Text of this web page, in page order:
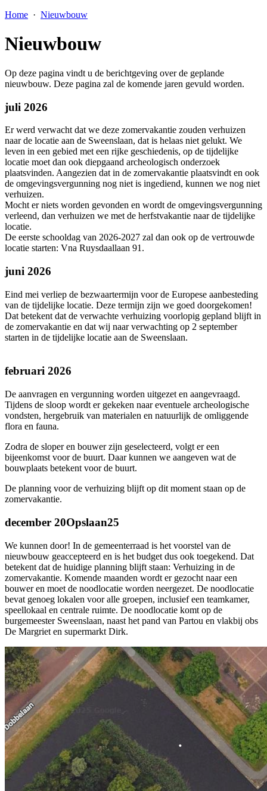
Home · Nieuwbouw
Nieuwbouw
Op deze pagina vindt u de berichtgeving over de geplande
nieuwbouw. Deze pagina zal de komende jaren gevuld worden.
juli 2026
Er werd verwacht dat we deze zomervakantie zouden verhuizen
naar de locatie aan de Sweenslaan, dat is helaas niet gelukt. We
leven in een gebied met een rijke geschiedenis, op de tijdelijke
locatie moet dan ook diepgaand archeologisch onderzoek
plaatsvinden. Aangezien dat in de zomervakantie plaatsvindt en ook
de omgevingsvergunning nog niet is ingediend, kunnen we nog niet
verhuizen.
Mocht er niets worden gevonden en wordt de omgevingsvergunning
verleend, dan verhuizen we met de herfstvakantie naar de tijdelijke
locatie.
De eerste schooldag van 2026-2027 zal dan ook op de vertrouwde
locatie starten: Vna Ruysdaallaan 91.
juni 2026
Eind mei verliep de bezwaartermijn voor de Europese aanbesteding
van de tijdelijke locatie. Deze termijn zijn we goed doorgekomen!
Dat betekent dat de verwachte verhuizing voorlopig gepland blijft in
de zomervakantie en dat wij naar verwachting op 2 september
starten in de tijdelijke locatie aan de Sweenslaan.
februari 2026
De aanvragen en vergunning worden uitgezet en aangevraagd.
Tijdens de sloop wordt er gekeken naar eventuele archeologische
vondsten, hergebruik van materialen en natuurlijk de omliggende
flora en fauna.
Zodra de sloper en bouwer zijn geselecteerd, volgt er een
bijeenkomst voor de buurt. Daar kunnen we aangeven wat de
bouwplaats betekent voor de buurt.
De planning voor de verhuizing blijft op dit moment staan op de
zomervakantie.
december 20Opslaan25
We kunnen door! In de gemeenterraad is het voorstel van de
nieuwbouw geaccepteerd en is het budget dus ook toegekend. Dat
betekent dat de huidige planning blijft staan: Verhuizing in de
zomervakantie. Komende maanden wordt er gezocht naar een
bouwer en moet de noodlocatie worden neergezet. De noodlocatie
bevat genoeg lokalen voor alle groepen, inclusief een teamkamer,
speellokaal en centrale ruimte. De noodlocatie komt op de
burgemeester Sweenslaan, naast het pand van Partou en vlakbij obs
De Margriet en supermarkt Dirk.